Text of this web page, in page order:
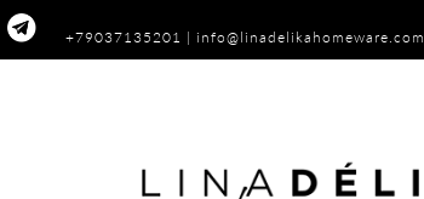
+79037135201 | info@linadelikahomeware.com